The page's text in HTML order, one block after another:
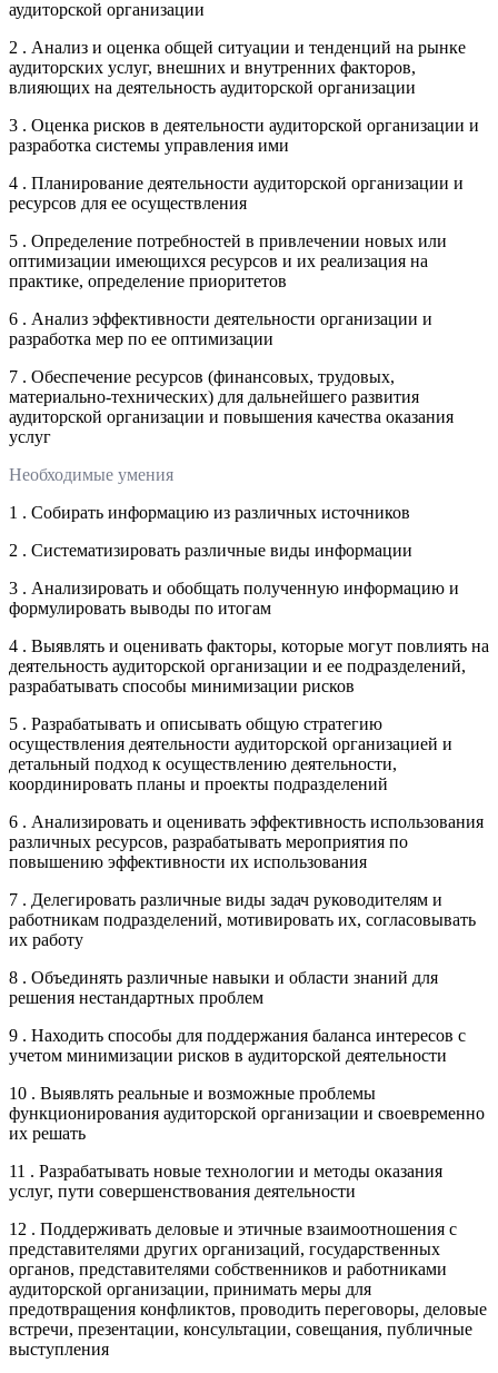
аудиторской организации
2 . Анализ и оценка общей ситуации и тенденций на рынке
аудиторских услуг, внешних и внутренних факторов,
влияющих на деятельность аудиторской организации
3 . Оценка рисков в деятельности аудиторской организации и
разработка системы управления ими
4 . Планирование деятельности аудиторской организации и
ресурсов для ее осуществления
5 . Определение потребностей в привлечении новых или
оптимизации имеющихся ресурсов и их реализация на
практике, определение приоритетов
6 . Анализ эффективности деятельности организации и
разработка мер по ее оптимизации
7 . Обеспечение ресурсов (финансовых, трудовых,
материально-технических) для дальнейшего развития
аудиторской организации и повышения качества оказания
услуг
Необходимые умения
1 . Собирать информацию из различных источников
2 . Систематизировать различные виды информации
3 . Анализировать и обобщать полученную информацию и
формулировать выводы по итогам
4 . Выявлять и оценивать факторы, которые могут повлиять на
деятельность аудиторской организации и ее подразделений,
разрабатывать способы минимизации рисков
5 . Разрабатывать и описывать общую стратегию
осуществления деятельности аудиторской организацией и
детальный подход к осуществлению деятельности,
координировать планы и проекты подразделений
6 . Анализировать и оценивать эффективность использования
различных ресурсов, разрабатывать мероприятия по
повышению эффективности их использования
7 . Делегировать различные виды задач руководителям и
работникам подразделений, мотивировать их, согласовывать
их работу
8 . Объединять различные навыки и области знаний для
решения нестандартных проблем
9 . Находить способы для поддержания баланса интересов с
учетом минимизации рисков в аудиторской деятельности
10 . Выявлять реальные и возможные проблемы
функционирования аудиторской организации и своевременно
их решать
11 . Разрабатывать новые технологии и методы оказания
услуг, пути совершенствования деятельности
12 . Поддерживать деловые и этичные взаимоотношения с
представителями других организаций, государственных
органов, представителями собственников и работниками
аудиторской организации, принимать меры для
предотвращения конфликтов, проводить переговоры, деловые
встречи, презентации, консультации, совещания, публичные
выступления